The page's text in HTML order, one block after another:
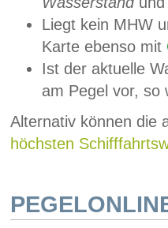
Liegt kein MHW
Karte ebenso mit
Ist der aktuelle
am Pegel vor,
Alternativ können die
höchsten